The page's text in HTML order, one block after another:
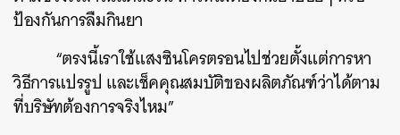
ป้องกันการลืมกินยา
“ตรงนี้เราใช้แสงซินโครตรอนไปช่วยตั้งแต่การหา
วิธีการแปรรูป และเช็คคุณสมบัติของผลิตภัณฑ์ว่าได้ตาม
ที่บริษัทต้องการจริงไหม”